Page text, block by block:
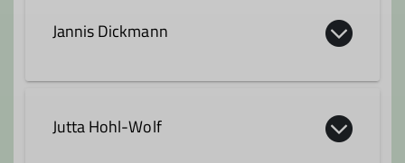
Jannis Dickmann
Jutta Hohl-Wolf